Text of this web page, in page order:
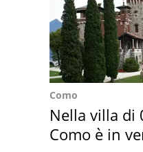
Como
Nella villa di
Como è in